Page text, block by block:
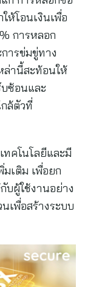
ห้โอนเงินเพื่อ
การหลอก
ารข่มขู่ทาง
ล่านี้สะท้อนให้
ซ้อนและ
ล้ตัวที่
คโนโลยีและมี
เติม เพื่อยก
บผู้ใช้งานอย่าง
เพื่อสร้างระบบ